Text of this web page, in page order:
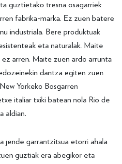
guztietako tresna osagarriek
fabrika-marka. Ez zuen batere
industriala. Bere produktuak
eta naturalak. Maite
ez arren. Maite zuen ardo arrunta
dantza egiten zuen
Yorkeko Bosgarren
italiar txiki batean nola Rio de
aldian.
jende garrantzitsua etorri ahala
guztiak era abegikor eta